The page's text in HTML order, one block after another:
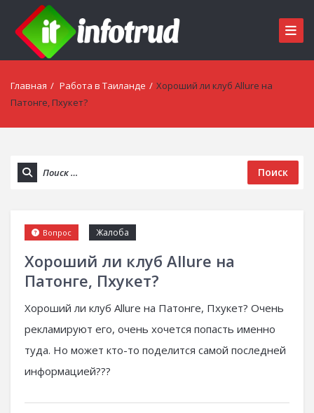
Главная / Работа в Таиланде / Хороший ли клуб Allure на
Патонге, Пхукет?
Поиск
Хороший ли клуб Allure на
Патонге, Пхукет?
Жалоба
Вопрос
Хороший ли клуб Allure на Патонге, Пхукет? Очень
рекламируют его, очень хочется попасть именно
туда. Но может кто-то поделится самой последней
информацией???